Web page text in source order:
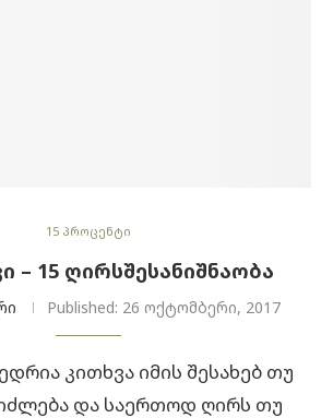
15 პროცენტი
– 15 ᲦᲘᲠᲡᲨᲔᲡᲐᲜᲘᲨᲜᲐᲝᲑᲐ
Published: 26 ოქტომბერი, 2017
კითხვა იმის შესახებ თუ
და საერთოდ ღირს თუ